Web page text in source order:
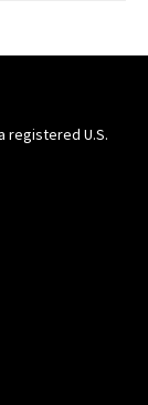
registered U.S.